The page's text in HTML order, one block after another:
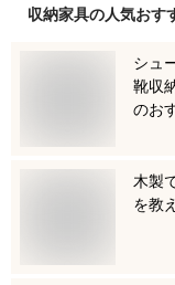
収納家具の人気おす
シュ
靴収
のお
木製
を教